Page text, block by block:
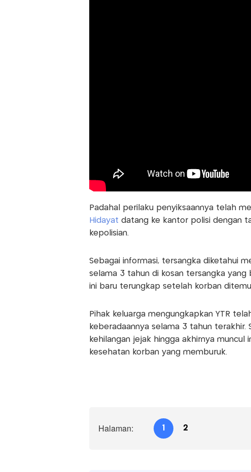
Padahal perilaku penyiksaannya telah
Hidayat datang ke kantor polisi dengan
kepolisian.
Sebagai informasi, tersangka diketahui
selama 3 tahun di kosan tersangka yang
ini baru terungkap setelah korban
Pihak keluarga mengungkapkan YTR
keberadaannya selama 3 tahun
kehilangan jejak hingga akhirnya
kesehatan korban yang memburuk.
Halaman: 1 2